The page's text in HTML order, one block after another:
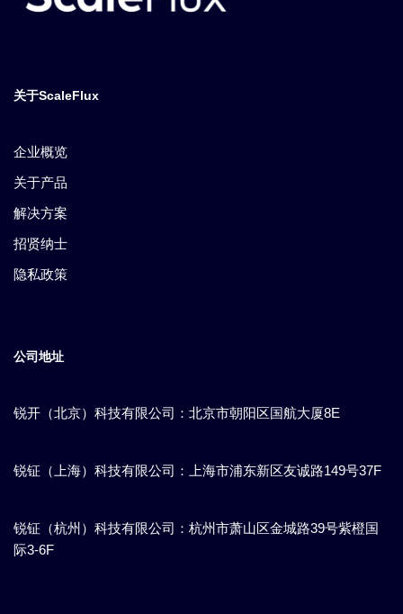
关于ScaleFlux
企业概览
关于产品
解决方案
招贤纳士
隐私政策
公司地址
锐开（北京）科技有限公司：北京市朝阳区国航大厦8E
锐钲（上海）科技有限公司：上海市浦东新区​友诚路149号37F
锐钲（杭州）科技有限公司：杭州市萧山区金城路39号紫橙国
际3-6F